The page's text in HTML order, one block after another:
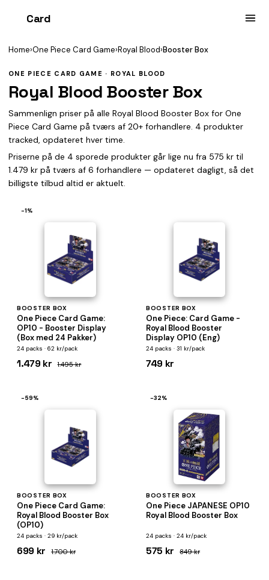
Card
Home›One Piece Card Game›Royal Blood›Booster Box
ONE PIECE CARD GAME · ROYAL BLOOD
Royal Blood Booster Box
Sammenlign priser på alle Royal Blood Booster Box for One
Piece Card Game på tværs af 20+ forhandlere. 4 produkter
tracked, opdateret hver time.
Priserne på de 4 sporede produkter går lige nu fra 575 kr til
1.479 kr på tværs af 6 forhandlere — opdateret dagligt, så det
billigste tilbud altid er aktuelt.
−1%
BOOSTER BOX
One Piece Card Game:
OP10 - Booster Display
(Box med 24 Pakker)
24 packs · 62 kr/pack
1.479 kr 1.495 kr
BOOSTER BOX
One Piece: Card Game -
Royal Blood Booster
Display OP10 (Eng)
24 packs · 31 kr/pack
749 kr
−59%
BOOSTER BOX
One Piece Card Game:
Royal Blood Booster Box
(OP10)
24 packs · 29 kr/pack
699 kr 1.700 kr
−32%
BOOSTER BOX
One Piece JAPANESE OP10
Royal Blood Booster Box
24 packs · 24 kr/pack
575 kr 849 kr